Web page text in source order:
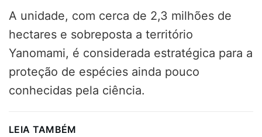
A unidade, com cerca de 2,3 milhões de
hectares e sobreposta a território
Yanomami, é considerada estratégica para a
proteção de espécies ainda pouco
conhecidas pela ciência.
LEIA TAMBÉM